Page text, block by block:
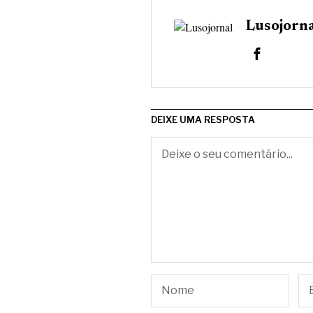
DEIXE UMA RESPOSTA